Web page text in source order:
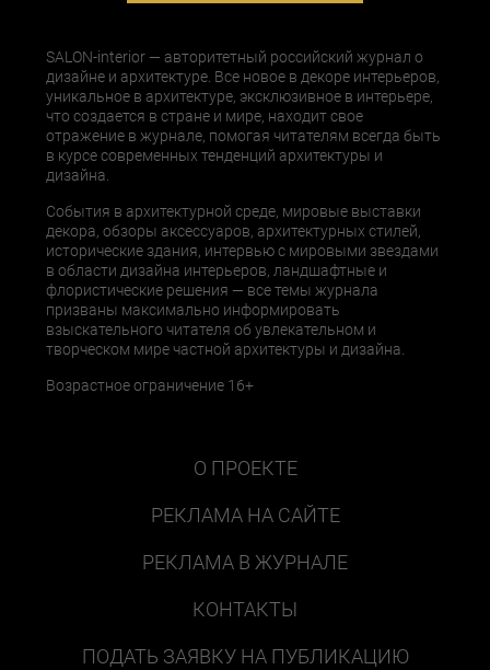
SALON-interior — авторитетный российский журнал о
дизайне и архитектуре. Все новое в декоре интерьеров,
уникальное в архитектуре, эксклюзивное в интерьере,
что создается в стране и мире, находит свое
отражение в журнале, помогая читателям всегда быть
в курсе современных тенденций архитектуры и
дизайна.
События в архитектурной среде, мировые выставки
декора, обзоры аксессуаров, архитектурных стилей,
исторические здания, интервью с мировыми звездами
в области дизайна интерьеров, ландшафтные и
флористические решения — все темы журнала
призваны максимально информировать
взыскательного читателя об увлекательном и
творческом мире частной архитектуры и дизайна.
Возрастное ограничение 16+
О ПРОЕКТЕ
РЕКЛАМА НА САЙТЕ
РЕКЛАМА В ЖУРНАЛЕ
КОНТАКТЫ
ПОДАТЬ ЗАЯВКУ НА ПУБЛИКАЦИЮ